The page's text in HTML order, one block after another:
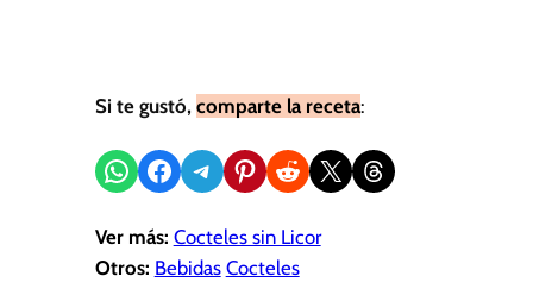
Si te gustó, comparte la receta:
Compartir en WhatsApp
Compartir en Facebook
Compartir en Telegram
Compartir en Pinterest
Compartir en Reddit
Compartir en X Share on Threads
Ver más: Cocteles sin Licor
Otros: Bebidas Cocteles